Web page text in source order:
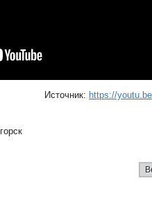
Источник: https://